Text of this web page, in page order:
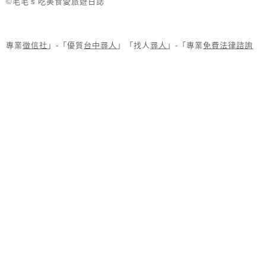
專業徵信社 」-「優質台中尋人 」「找人 尋人 」-「專業免費法律諮詢